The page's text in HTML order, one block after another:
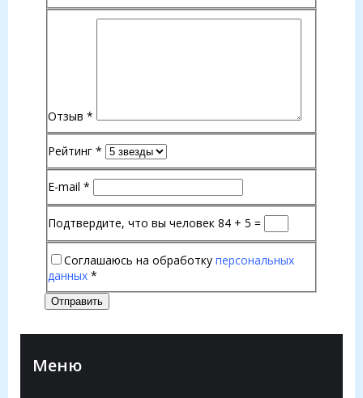
Отзыв *
Рейтинг *
E-mail *
Подтвердите, что вы человек 84 + 5 =
Соглашаюсь на обработку персональных
данных *
Отправить
Меню